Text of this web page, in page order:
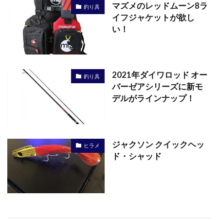
釣り具
マズメのレッドムーン8ラ
イフジャケットが欲し
い！
釣り具
2021年ダイワロッド オー
バーゼアシリーズに新モ
デルがラインナップ！
ヒラメ
ジャクソン クイックヘッ
ド・シャッド